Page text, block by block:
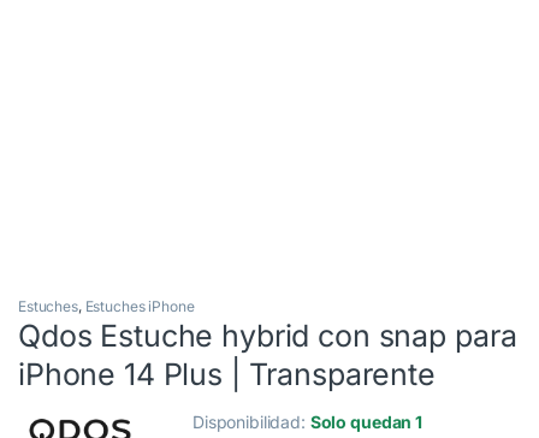
Estuches, Estuches iPhone
Qdos Estuche hybrid con snap para
iPhone 14 Plus | Transparente
Disponibilidad: Solo quedan 1